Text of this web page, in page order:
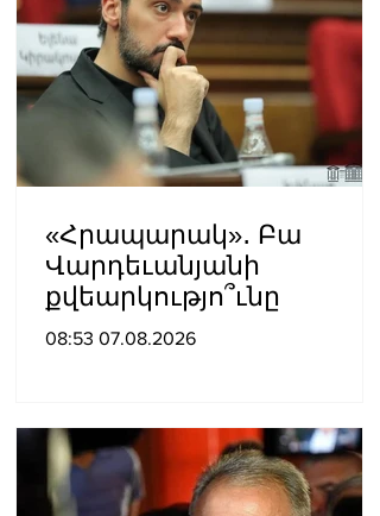
«Հրապարակ»․ Բա
Վարդեւանյանի
քվեարկությո՞ւնը
08:53 07.08.2026